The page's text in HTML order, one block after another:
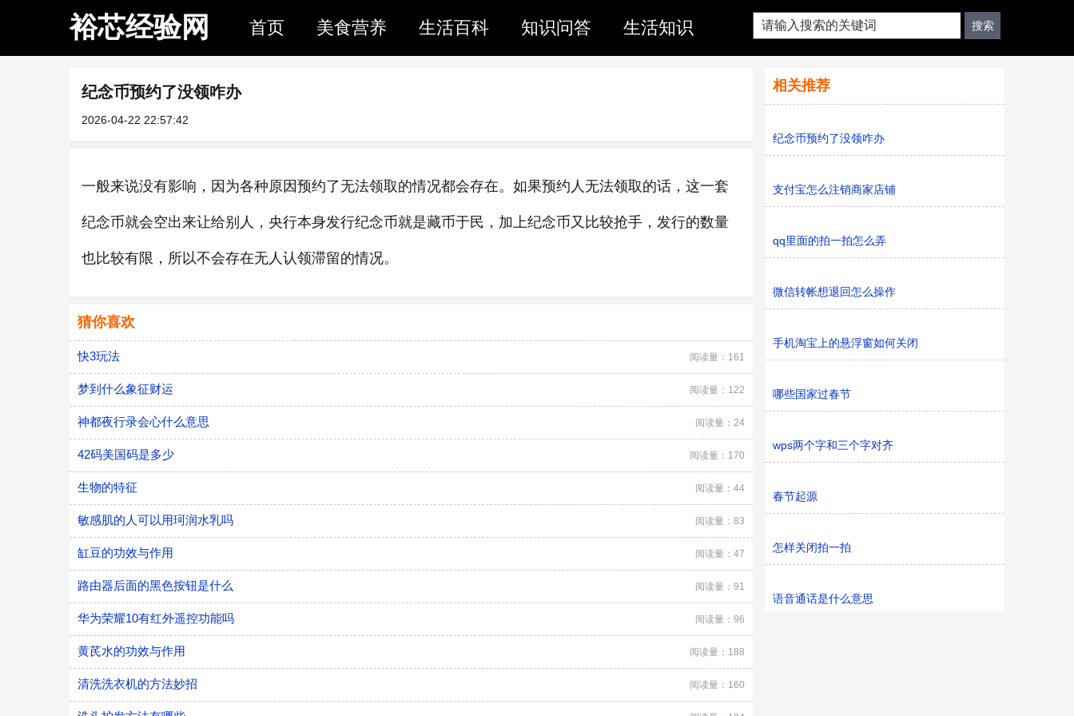
裕芯经验网 首页 美食营养 生活百科 知识问答 生活知识
纪念币预约了没领咋办
2026-04-22 22:57:42
一般来说没有影响，因为各种原因预约了无法领取的情况都会存在。如果预约人无法领取的话，这一套
纪念币就会空出来让给别人，央行本身发行纪念币就是藏币于民，加上纪念币又比较抢手，发行的数量
也比较有限，所以不会存在无人认领滞留的情况。
猜你喜欢
快3玩法 阅读量：161
梦到什么象征财运 阅读量：122
神都夜行录会心什么意思 阅读量：24
​42码美国码是多少 阅读量：170
生物的特征 阅读量：44
敏感肌的人可以用珂润水乳吗 阅读量：83
缸豆的功效与作用 阅读量：47
路由器后面的黑色按钮是什么 阅读量：91
华为荣耀10有红外遥控功能吗 阅读量：96
黄芪水的功效与作用 阅读量：188
清洗洗衣机的方法妙招 阅读量：160
相关推荐
纪念币预约了没领咋办
支付宝怎么注销商家店铺
qq里面的拍一拍怎么弄
微信转帐想退回怎么操作
手机淘宝上的悬浮窗如何关闭
哪些国家过春节
wps两个字和三个字对齐
春节起源
怎样关闭拍一拍
语音通话是什么意思